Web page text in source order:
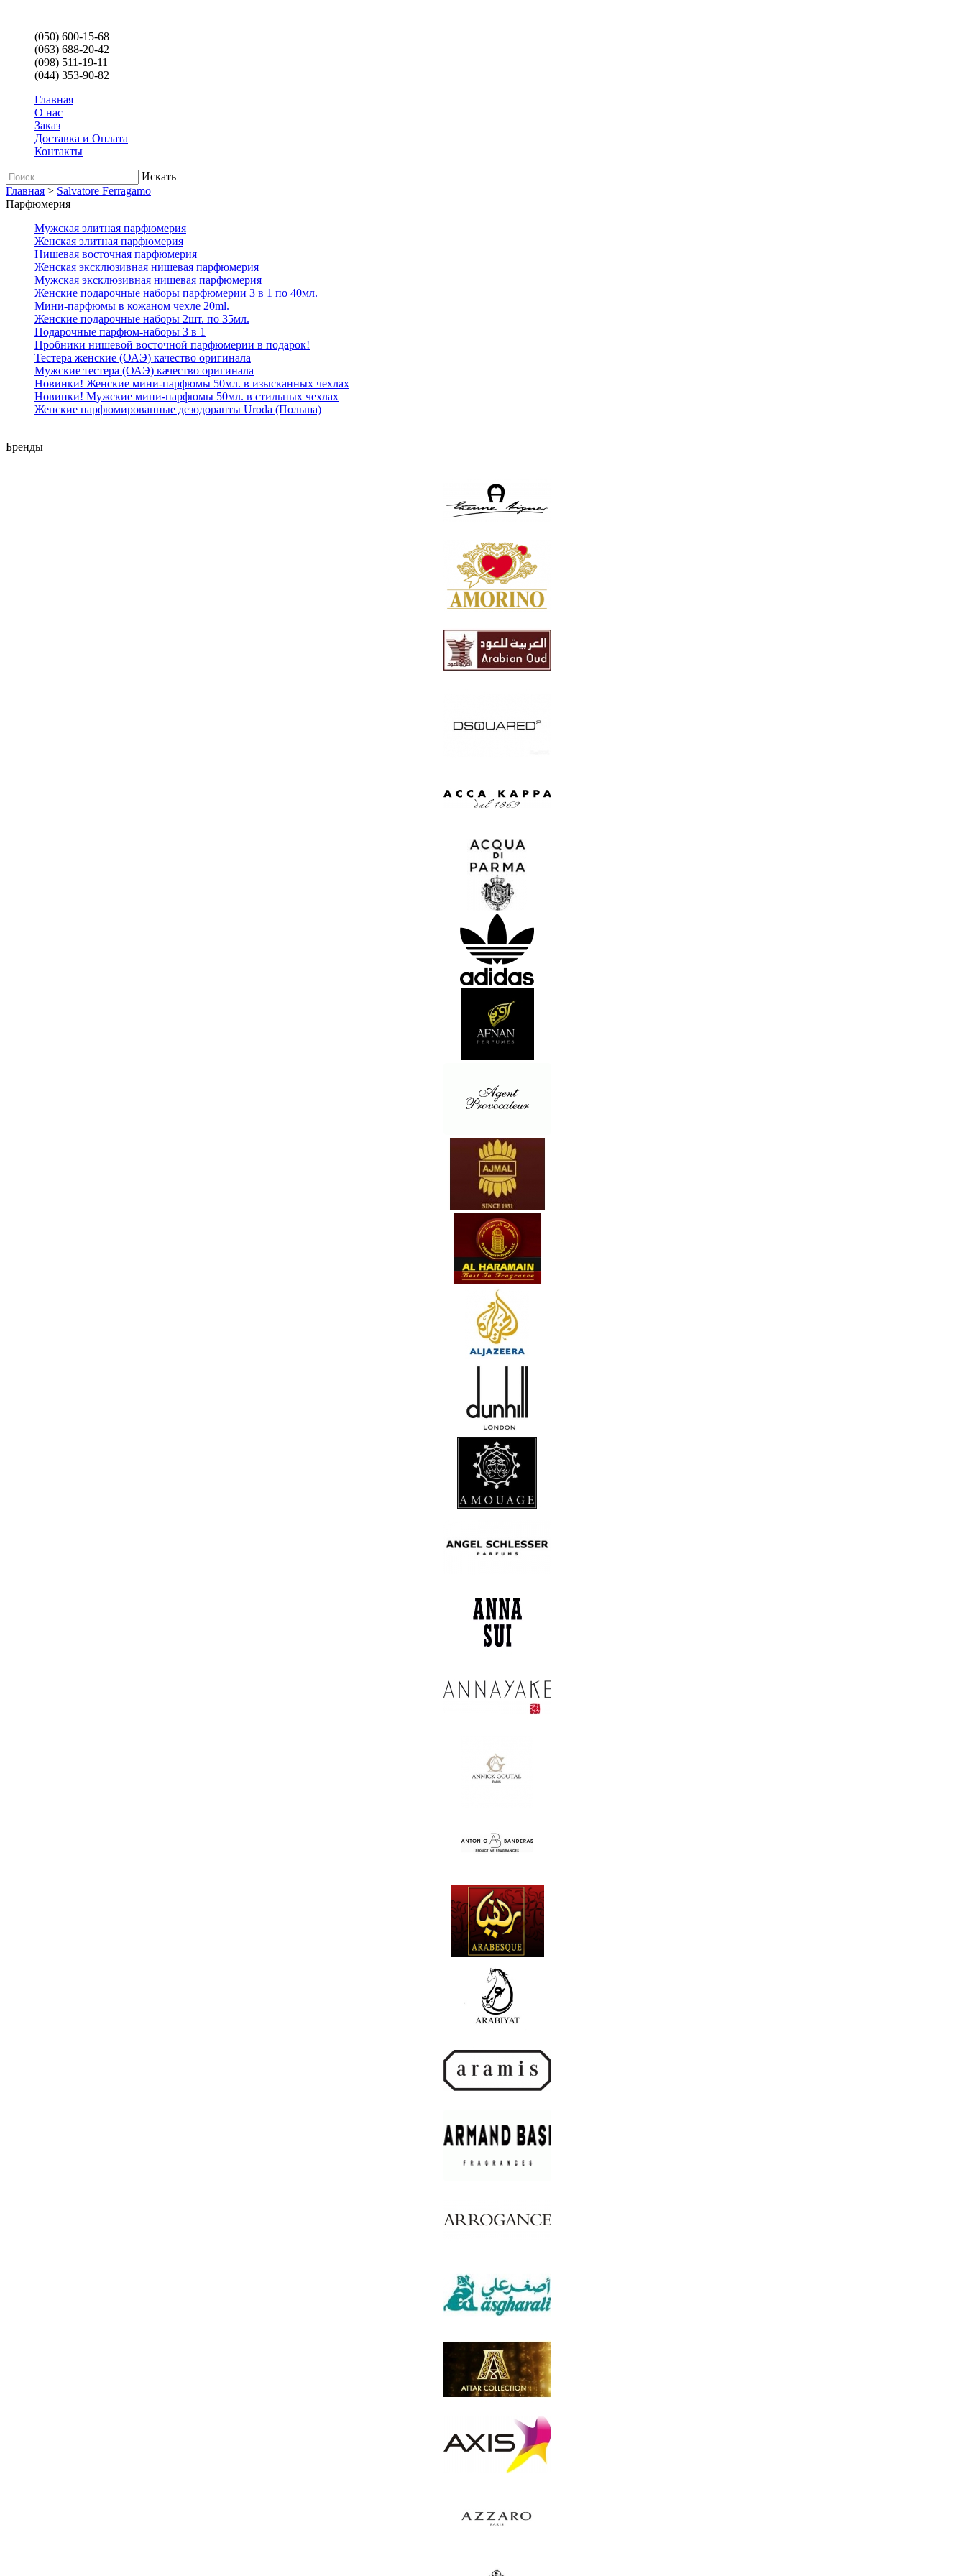
(050) 600-15-68
(063) 688-20-42
(098) 511-19-11
(044) 353-90-82
Главная
О нас
Заказ
Доставка и Оплата
Контакты
Искать
Главная > Salvatore Ferragamo
Парфюмерия
Мужская элитная парфюмерия
Женская элитная парфюмерия
Нишевая восточная парфюмерия
Женская эксклюзивная нишевая парфюмерия
Мужская эксклюзивная нишевая парфюмерия
Женские подарочные наборы парфюмерии 3 в 1 по 40мл.
Мини-парфюмы в кожаном чехле 20ml.
Женские подарочные наборы 2шт. по 35мл.
Подарочные парфюм-наборы 3 в 1
Пробники нишевой восточной парфюмерии в подарок!
Тестера женские (ОАЭ) качество оригинала
Мужские тестера (ОАЭ) качество оригинала
Новинки! Женские мини-парфюмы 50мл. в изысканных чехлах
Новинки! Мужские мини-парфюмы 50мл. в стильных чехлах
Женские парфюмированные дезодоранты Uroda (Польша)
Бренды